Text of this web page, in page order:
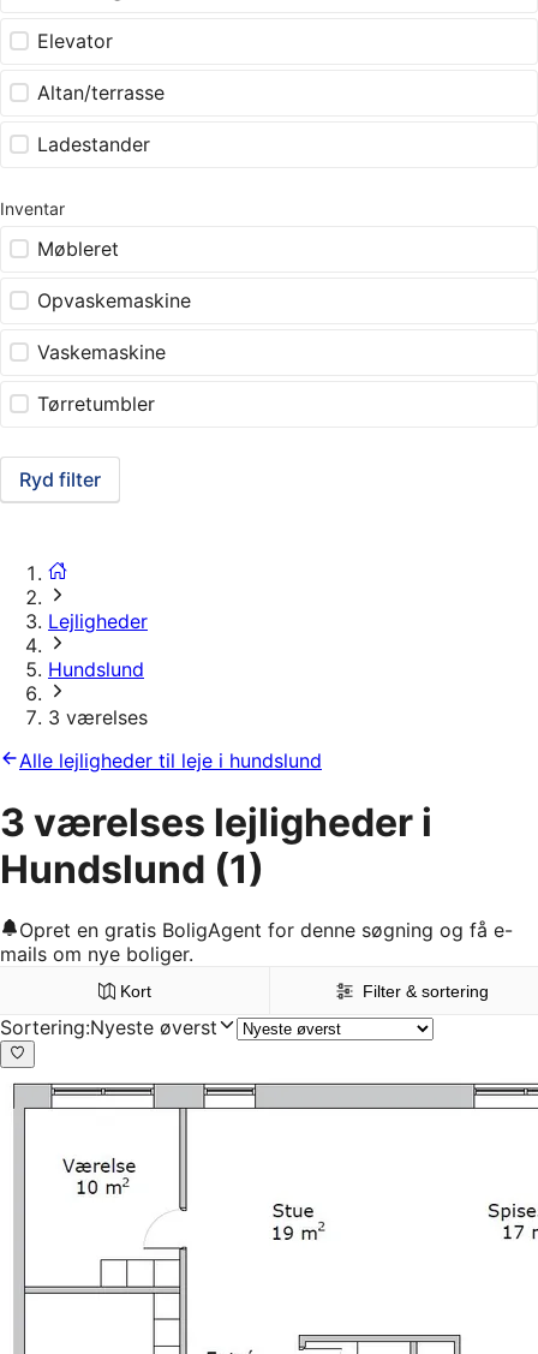
Elevator
Altan/terrasse
Ladestander
Inventar
Møbleret
Opvaskemaskine
Vaskemaskine
Tørretumbler
Ryd filter
Lejligheder
Hundslund
3 værelses
Alle lejligheder til leje i hundslund
3 værelses lejligheder i
Hundslund (1)
Opret en gratis BoligAgent for denne søgning og få e-
mails om nye boliger.
Kort Filter & sortering
Sortering:Nyeste øverst